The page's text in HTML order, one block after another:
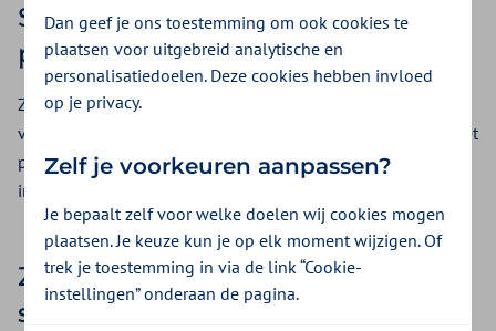
Samenwerking voor een langere
periode
Zilveren Kruis kiest graag voor samenwerkingsverbanden
voor een langer termijn . Zilveren Kruis werkt ook samen met
patiënten (-verenigingen) en belangenorganisaties. We
investeren in innovaties die de zorg beter maken.
Zilveren Kruis ontvangt veel
sponsorverzoeken
Dan geef je ons toestemming om ook cookies te
plaatsen voor uitgebreid analytische en
personalisatiedoelen. Deze cookies hebben invloed
op je privacy.
Zelf je voorkeuren aanpassen?
Je bepaalt zelf voor welke doelen wij cookies mogen
plaatsen. Je keuze kun je op elk moment wijzigen. Of
trek je toestemming in via de link “Cookie-
instellingen” onderaan de pagina.